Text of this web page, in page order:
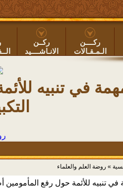
ركــــن
الـمـقـالات
ركــن
الانـاشــــيد
في تنبيه
» روضة العلم والعلماء
تنبيه للأئمة حول رفع المأمومين